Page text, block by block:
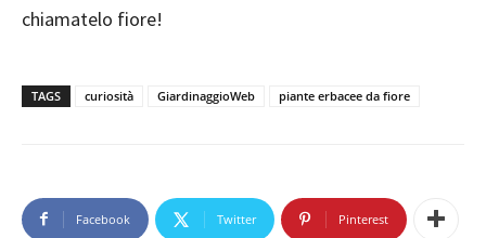
chiamatelo fiore!
TAGS curiosità GiardinaggioWeb piante erbacee da fiore
Facebook Twitter Pinterest